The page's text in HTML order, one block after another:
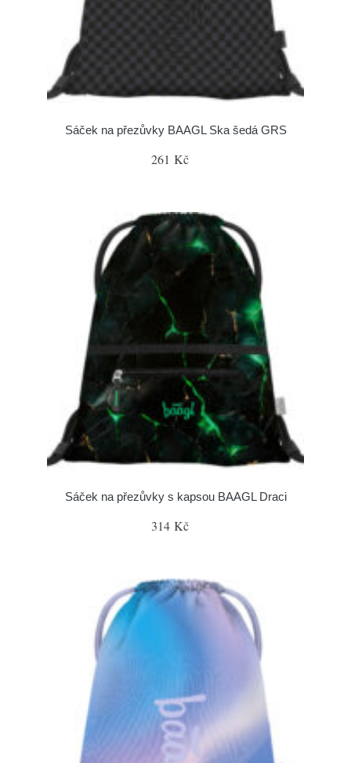
Sáček na přezůvky BAAGL Ska šedá GRS
261 Kč
Sáček na přezůvky s kapsou BAAGL Draci
314 Kč